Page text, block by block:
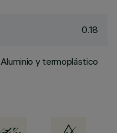
0.18
Aluminio y termoplástico